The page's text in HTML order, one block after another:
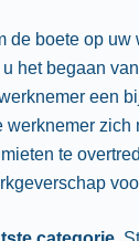
de boete op uw
het begaan
een
werknemer zich
te